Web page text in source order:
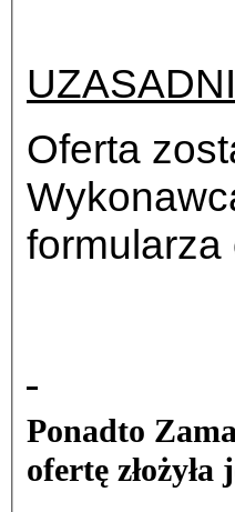
Oferta
formularza
Ponadto
ofertę